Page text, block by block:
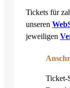
Tickets für
unseren
jeweiligen
Ticket-